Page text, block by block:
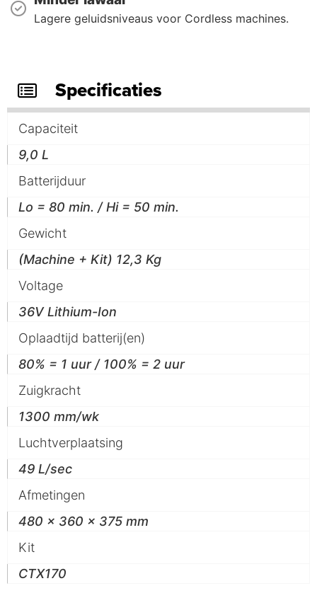
Lagere geluidsniveaus voor Cordless machines.
Specificaties
Capaciteit
9,0 L
Batterijduur
Lo = 80 min. / Hi = 50 min.
Gewicht
(Machine + Kit) 12,3 Kg
Voltage
36V Lithium-Ion
Oplaadtijd batterij(en)
80% = 1 uur / 100% = 2 uur
Zuigkracht
1300 mm/wk
Luchtverplaatsing
49 L/sec
Afmetingen
480 x 360 x 375 mm
Kit
CTX170